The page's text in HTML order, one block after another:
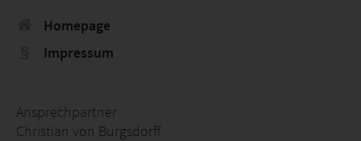
Homepage
Impressum
Ansprechpartner
Christian von Burgsdorff